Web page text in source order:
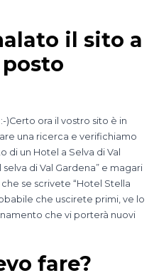
il sito a
)Certo ora il vostro sito è in
una ricerca e verifichiamo
di un Hotel a Selva di Val
di Val Gardena” e magari
se scrivete “Hotel Stella
che uscirete primi, ve lo
che vi porterà nuovi
fare?